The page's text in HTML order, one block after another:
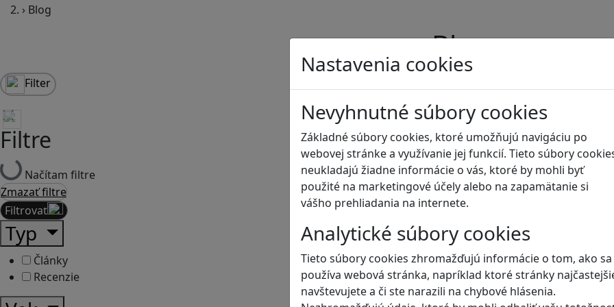
Nastavenia cookies
Nevyhnutné súbory cookies
Základné súbory cookies, ktoré umožňujú navigáciu po
webovej stránke a využívanie jej funkcií. Tieto súbory
neukladajú žiadne informácie o vás, ktoré by mohli byť
použité na marketingové účely alebo na zapamätanie si
vášho prehliadania na internete.
Analytické súbory cookies
Tieto súbory cookies zhromažďujú informácie o tom, ako sa
používa webová stránka, napríklad ktoré stránky
navštevujete a či ste narazili na chybové hlásenia.
› Blog
Blog
Filter
Filtre
Načítam filtre
Zmazať filtre
Filtrovať
Typ
Články
Recenzie